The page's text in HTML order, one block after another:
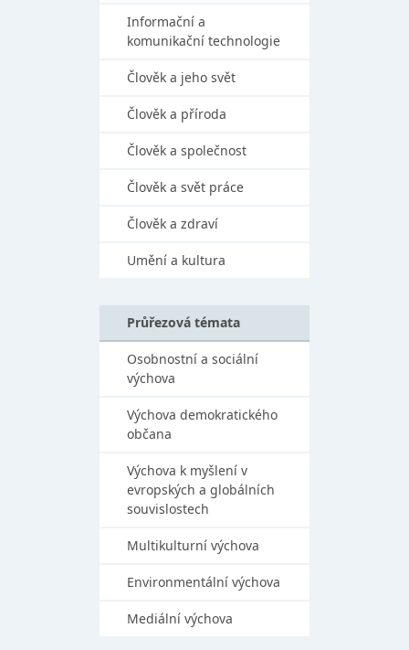
Informační a
komunikační technologie
Člověk a jeho svět
Člověk a příroda
Člověk a společnost
Člověk a svět práce
Člověk a zdraví
Umění a kultura
Průřezová témata
Osobnostní a sociální
výchova
Výchova demokratického
občana
Výchova k myšlení v
evropských a globálních
souvislostech
Multikulturní výchova
Environmentální výchova
Mediální výchova